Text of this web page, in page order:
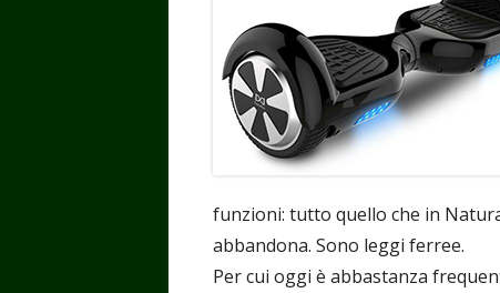
funzioni: tutto quello che in
abbandona. Sono leggi ferree.
Per cui oggi è abbastanza